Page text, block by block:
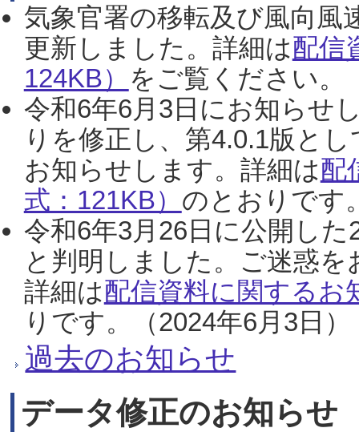
気象官署の移転及び風向風
更新しました。詳細は配信
124KB） をご覧ください。
令和6年6月3日にお知らせ
りを修正し、第4.0.1版と
お知らせします。詳細は配
式：121KB） のとおりです
令和6年3月26日に公開し
と判明しました。ご迷惑
詳細は配信資料に関するお
りです。（2024年6月3日）
過去のお知らせ
データ修正のお知らせ